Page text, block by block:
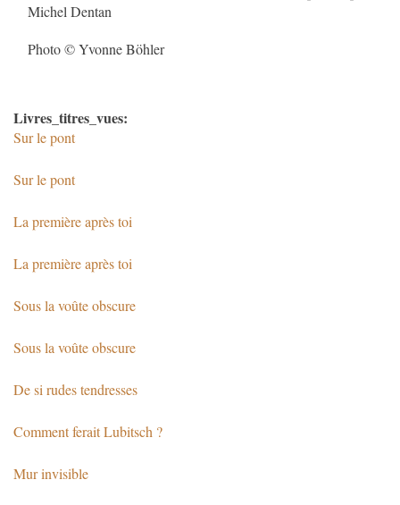
Michel Dentan
Photo © Yvonne Böhler
Livres_titres_vues:
Sur le pont
Sur le pont
La première après toi
La première après toi
Sous la voûte obscure
Sous la voûte obscure
De si rudes tendresses
Comment ferait Lubitsch ?
Mur invisible